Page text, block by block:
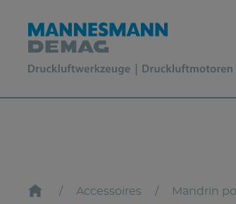
Accessoires Mandrin